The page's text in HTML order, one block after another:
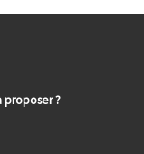
proposer ?